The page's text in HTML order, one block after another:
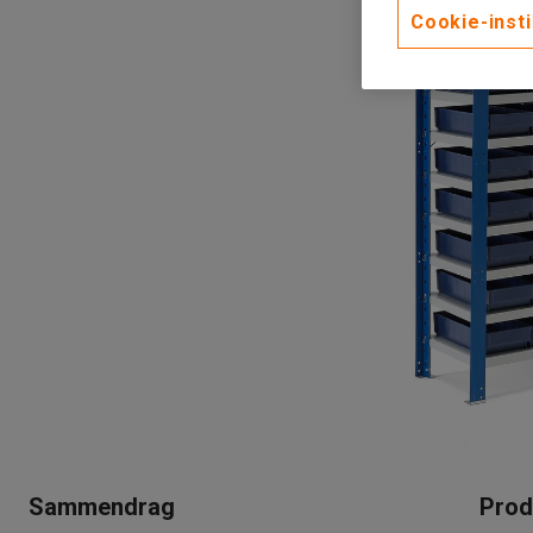
Sammendrag
Cookie-